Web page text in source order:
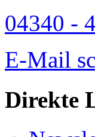
04340 -
E-Mail
Direkte